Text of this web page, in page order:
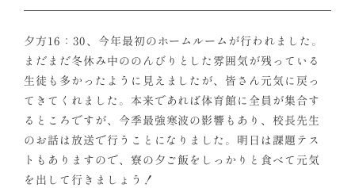
夕方16：30、今年最初のホームルームが行われました。
まだまだ冬休み中ののんびりとした雰囲気が残っている
生徒も多かったように見えましたが、皆さん元気に戻っ
てきてくれました。本来であれば体育館に全員が集合す
るところですが、今季最強寒波の影響もあり、校長先生
のお話は放送で行うことになりました。明日は課題テス
トもありますので、寮の夕ご飯をしっかりと食べて元気
を出して行きましょう！